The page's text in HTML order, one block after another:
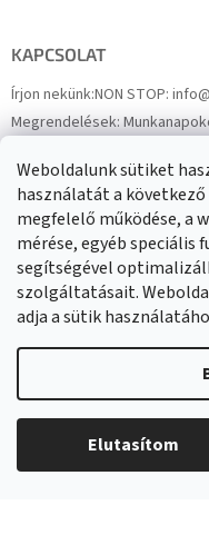
Weboldalunk sütiket
használatát a következő
megfelelő működése, a
mérése, egyéb speciális
segítségével
szolgáltatásait.
adja a sütik
Elutasítom
KAPCSOLAT
Írjon nekünk:NON STOP:
Megrendelések:
FacebookHeavenShop.sk
Eredményeink